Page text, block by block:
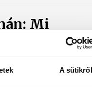
A sütikről
Mi
egykori
Egonnak
Paksi Atomerőmű